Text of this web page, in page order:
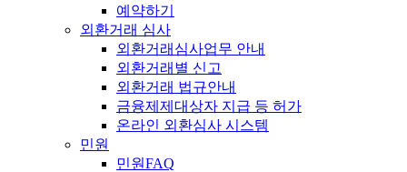
예약하기
외환거래 심사
외환거래심사업무 안내
외환거래별 신고
외환거래 법규안내
금융제제대상자 지급 등 허가
온라인 외환심사 시스템
민원
민원FAQ